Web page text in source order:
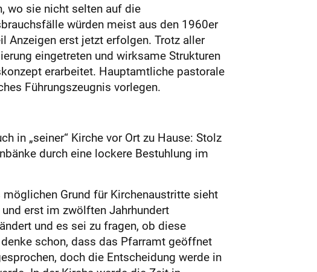
wo sie nicht selten auf die
würden meist aus den 1960er
Anzeigen erst jetzt erfolgen. Trotz aller
eingetreten und wirksame Strukturen
erarbeitet. Hauptamtliche pastorale
Führungszeugnis vorlegen.
in „seiner“ Kirche vor Ort zu Hause: Stolz
durch eine lockere Bestuhlung im
Grund für Kirchenaustritte sieht
erst im zwölften Jahrhundert
und es sei zu fragen, ob diese
schon, dass das Pfarramt geöffnet
doch die Entscheidung werde in